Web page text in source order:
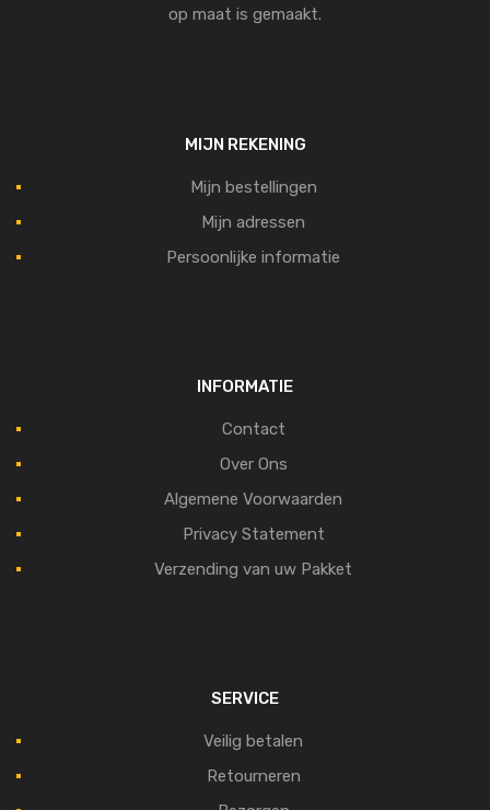
op maat is gemaakt.
MIJN REKENING
Mijn bestellingen
Mijn adressen
Persoonlijke informatie
INFORMATIE
Contact
Over Ons
Algemene Voorwaarden
Privacy Statement
Verzending van uw Pakket
SERVICE
Veilig betalen
Retourneren